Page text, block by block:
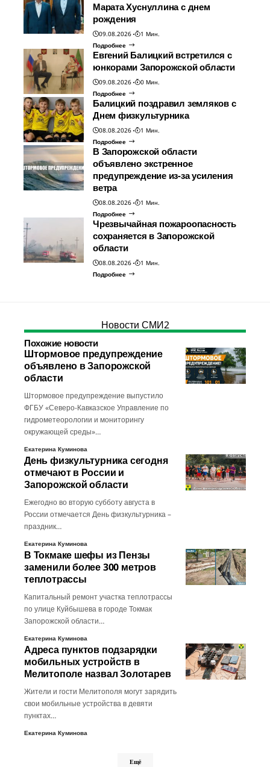
Марата Хуснуллина с днем
рождения
09.08.2026
1 Мин.
Подробнее
Евгений Балицкий встретился с
юнкорами Запорожской области
09.08.2026
0 Мин.
Подробнее
Балицкий поздравил земляков с
Днем физкультурника
08.08.2026
1 Мин.
Подробнее
В Запорожской области
объявлено экстренное
предупреждение из-за усиления
ветра
08.08.2026
1 Мин.
Подробнее
Чрезвычайная пожароопасность
сохраняется в Запорожской
области
08.08.2026
1 Мин.
Подробнее
Новости СМИ2
Похожие новости
Штормовое предупреждение
объявлено в Запорожской
области
Штормовое предупреждение выпустило
ФГБУ «Северо-Кавказское Управление по
гидрометеорологии и мониторингу
окружающей среды»…
Екатерина Куминова
День физкультурника сегодня
отмечают в России и
Запорожской области
Ежегодно во вторую субботу августа в
России отмечается День физкультурника –
праздник…
Екатерина Куминова
В Токмаке шефы из Пензы
заменили более 300 метров
теплотрассы
Капитальный ремонт участка теплотрассы
по улице Куйбышева в городе Токмак
Запорожской области…
Екатерина Куминова
Адреса пунктов подзарядки
мобильных устройств в
Мелитополе назвал Золотарев
Жители и гости Мелитополя могут зарядить
свои мобильные устройства в девяти
пунктах…
Екатерина Куминова
Ещё